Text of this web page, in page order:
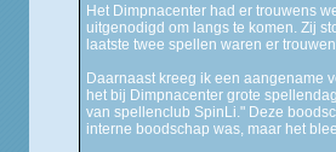
Het Dimpnacenter had er trouwens
uitgenodigd om langs te komen. Zij
laatste twee spellen waren er
Daarnaast kreeg ik een aangename
het bij Dimpnacenter grote
van spellenclub SpinLi." Deze
interne boodschap was, maar het